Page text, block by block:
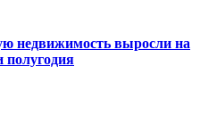
недвижимость выросли на
полугодия